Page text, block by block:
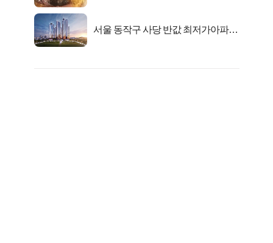
서울 동작구 사당 반값 최저가아파트